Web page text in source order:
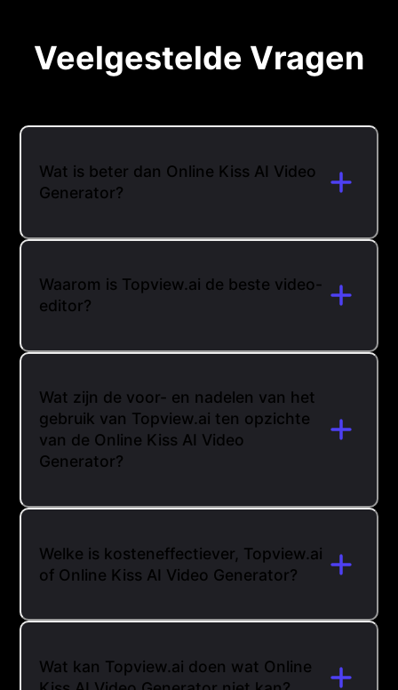
Veelgestelde Vragen
Wat is beter dan Online Kiss AI Video
Generator?
Waarom is Topview.ai de beste video-
editor?
Wat zijn de voor- en nadelen van het
gebruik van Topview.ai ten opzichte
van de Online Kiss AI Video
Generator?
Welke is kosteneffectiever, Topview.ai
of Online Kiss AI Video Generator?
Wat kan Topview.ai doen wat Online